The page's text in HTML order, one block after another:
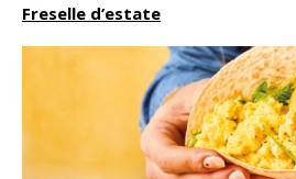
Freselle d’estate